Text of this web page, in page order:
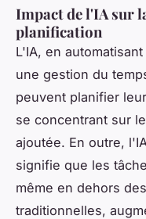
Impact de l'IA sur
planification
L'IA, en
une gestion du
peuvent planifier
se concentrant sur
ajoutée. En outre,
signifie que les
même en dehors
traditionnelles,